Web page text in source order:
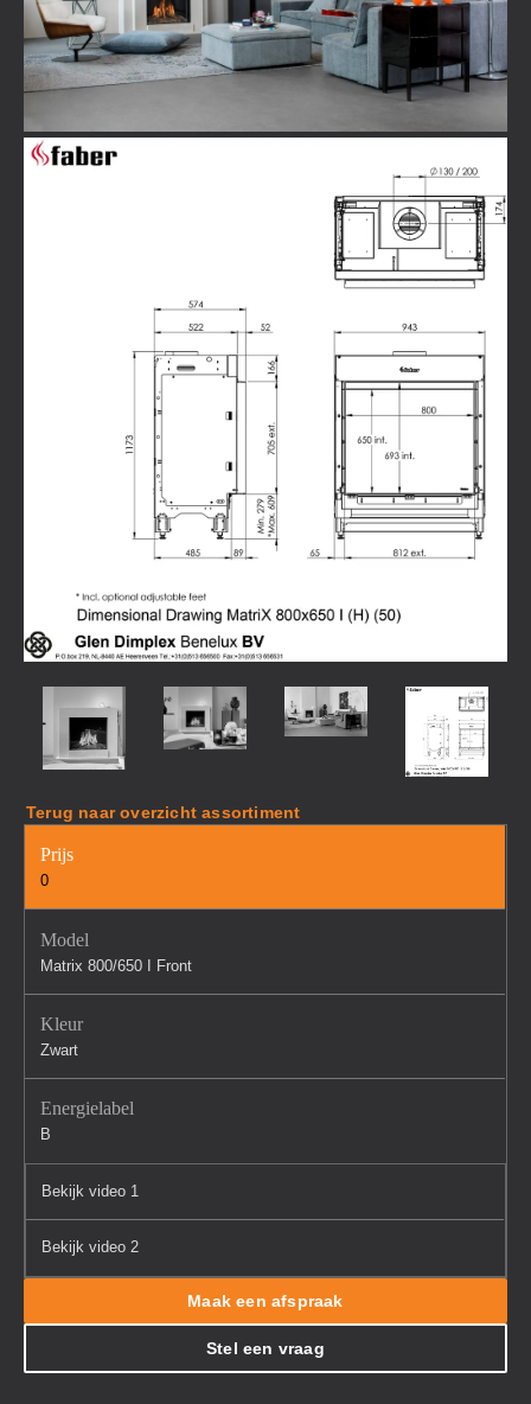
Terug naar overzicht assortiment
Prijs
0
Model
Matrix 800/650 I Front
Kleur
Zwart
Energielabel
B
Bekijk video 1
Bekijk video 2
Maak een afspraak
Stel een vraag